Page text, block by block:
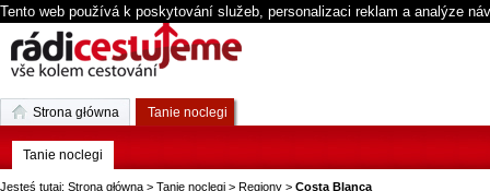
Tento web používá k poskytování služeb, personalizaci reklam a analýze
Jesteś tutaj: Strona główna > Tanie noclegi > Regiony > Costa Blanca
Strona główna Tanie noclegi
Tanie noclegi